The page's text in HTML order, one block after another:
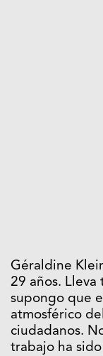
Géraldine
29 años. Lleva
supongo que
atmosférico
ciudadanos.
trabajo ha